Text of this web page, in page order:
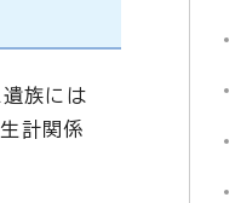
遺族には
計関係